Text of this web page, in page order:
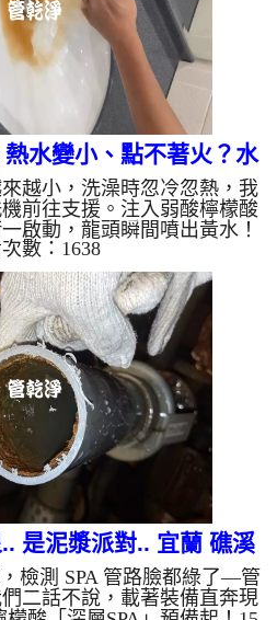
水變小、點不著火？水
陳年鐵鏽
越小，洗澡時忽冷忽熱，我
前往支援。注入弱酸檸檬酸
啟動，龍頭瞬間噴出黃水！
時努力，熱水出水量終於恢
期「大掃除」？ 單靠水壓帶
的水質顏色，反映了不同的
）： 管線老化徵兆。 黑色
下水源。 綠色（銅綠）： 銅
生物膜）： 細菌黏液滋生的
警訊...
數：1638
是泥漿派對.. 宜蘭 礁溪
洗溫泉管路
檢測 SPA 管路臉都綠了—管
二話不說，載著裝備直奔現